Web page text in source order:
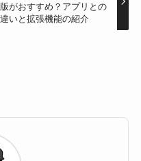
版がおすすめ？アプリとの
違いと拡張機能の紹介